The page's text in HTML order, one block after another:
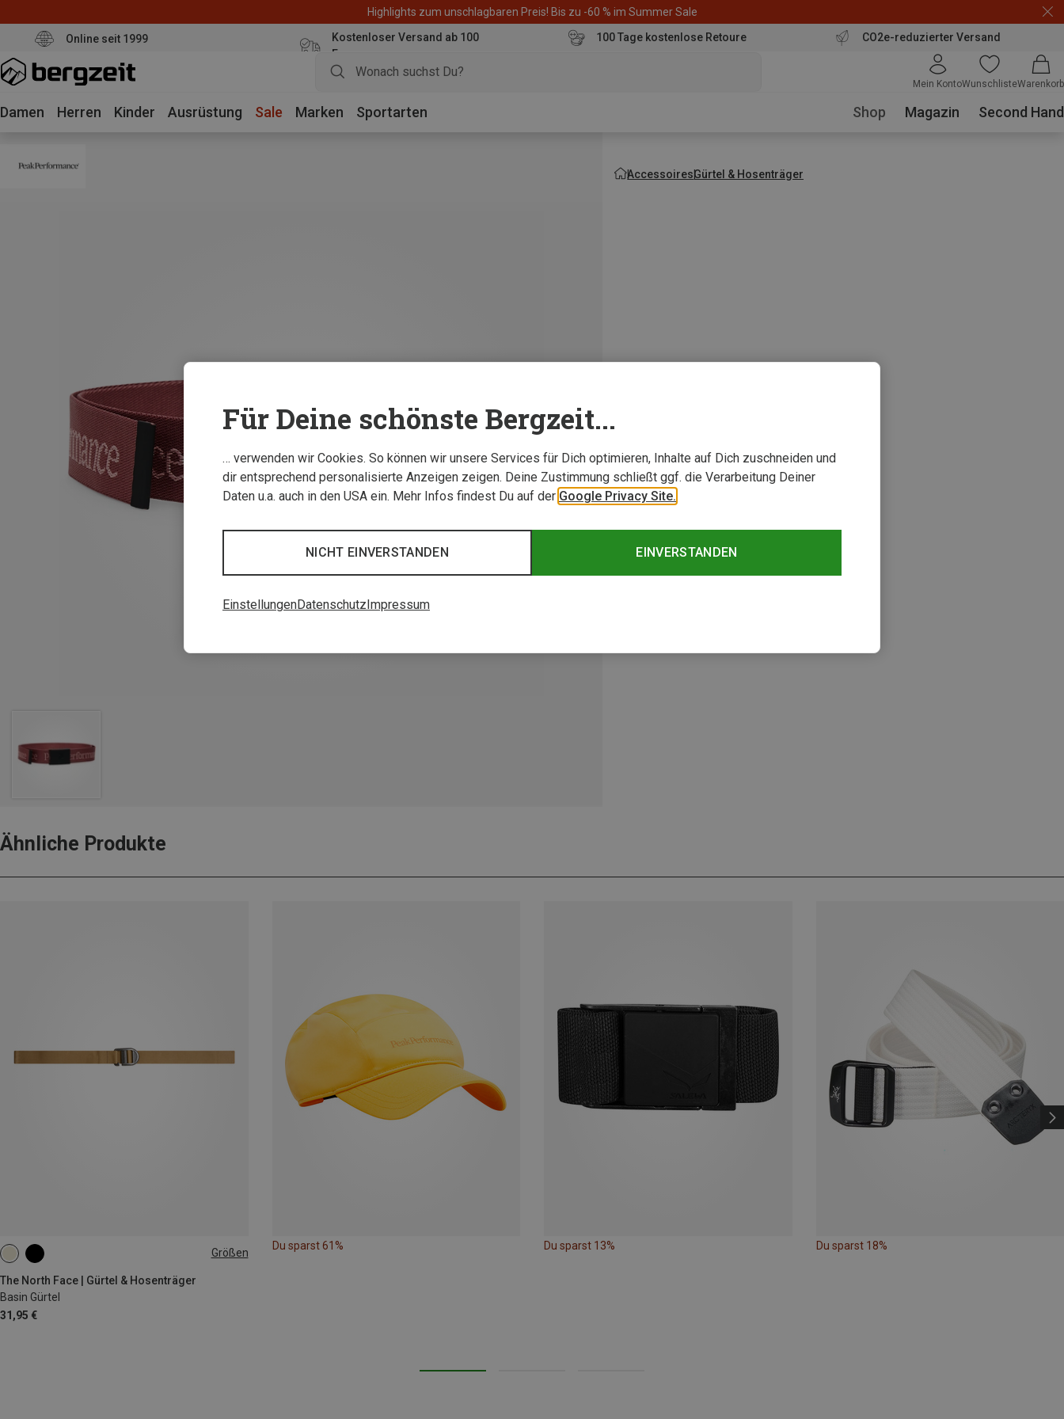
Highlights zum unschlagbaren Preis! Bis zu -60 % im Summer Sale
Online seit 1999
Kostenloser Versand ab 100
Euro
100 Tage kostenlose Retoure CO2e-reduzierter Versand
Mein KontoWunschlisteWarenkorb
Damen Herren Kinder Ausrüstung Sale Marken Sportarten Shop Magazin Second Hand
AccessoiresGürtel & Hosenträger
Ähnliche Produkte
Größen
The North Face | Gürtel & Hosenträger
Basin Gürtel
31,95 €
S M
Du sparst 61% Du sparst 13% Du sparst 18%
Für Deine schönste Bergzeit...
… verwenden wir Cookies. So können wir unsere Services für Dich optimieren, Inhalte auf Dich zuschneiden und
dir entsprechend personalisierte Anzeigen zeigen. Deine Zustimmung schließt ggf. die Verarbeitung Deiner
Daten u.a. auch in den USA ein. Mehr Infos findest Du auf der Google Privacy Site.
EINVERSTANDEN
NICHT EINVERSTANDEN
EinstellungenDatenschutz Impressum